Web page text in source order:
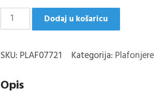
TAMIL/3
MAT
PLAFONJERA
Dodaj u košaricu
SKU: PLAF07721 Kategorija:
Opis